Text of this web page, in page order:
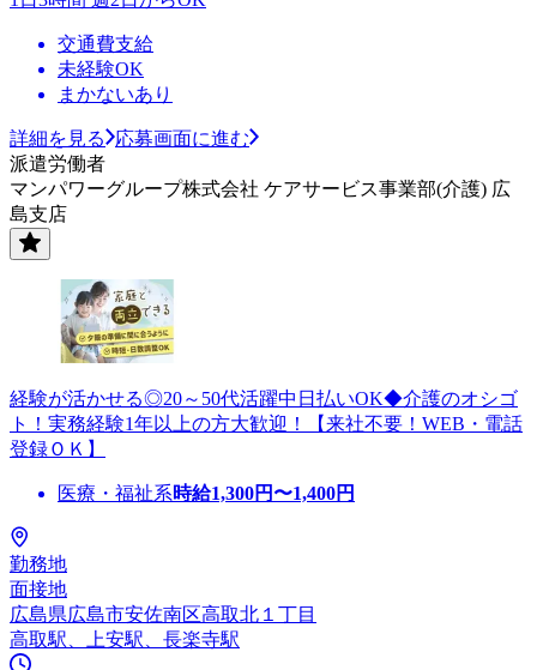
交通費支給
未経験OK
まかないあり
詳細を見る
応募画面に進む
派遣労働者
マンパワーグループ株式会社 ケアサービス事業部(介護) 広
島支店
経験が活かせる◎20～50代活躍中日払いOK◆介護のオシゴ
ト！実務経験1年以上の方大歓迎！【来社不要！WEB・電話
登録ＯＫ】
医療・福祉系時給1,300円〜1,400円
勤務地
面接地
広島県広島市安佐南区高取北１丁目
高取駅、上安駅、長楽寺駅